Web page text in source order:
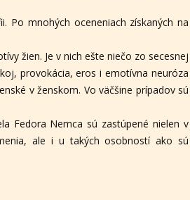
Po mnohých oceneniach získaných na
žien. Je v nich ešte niečo zo secesnej
provokácia, eros i emotívna neuróza
v ženskom. Vo väčšine prípadov sú
Fedora Nemca sú zastúpené nielen v
ale i u takých osobností ako sú